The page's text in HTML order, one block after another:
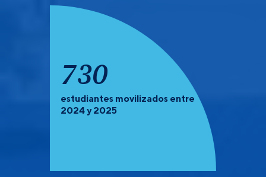
923
estudiantes movilizados entre
2024 y 2025
PREGRADO Y POSGRADO:Recuerda que debes de
verificar las universidades que tienen convocatoria